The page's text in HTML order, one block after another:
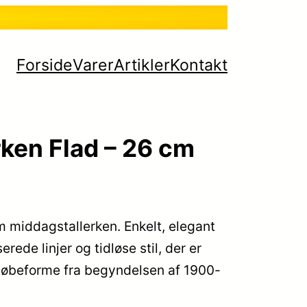
ForsideVarerArtiklerKontakt
Flad – 26 cm
middagstallerken. Enkelt, elegant
linjer og tidløse stil, der er
fra begyndelsen af 1900-